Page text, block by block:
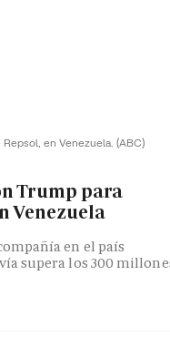
en Venezuela. (ABC)
Trump para
Venezuela
en el país
supera los 300